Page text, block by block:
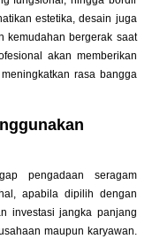
estetika, desain juga
kemudahan bergerak saat
akan memberikan
rasa bangga
pengadaan seragam
apabila dipilih dengan
investasi jangka panjang
maupun karyawan.